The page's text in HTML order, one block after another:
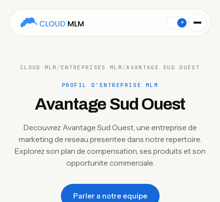
☀
CLOUD MLM / ENTREPRISES MLM /AVANTAGE SUD OUEST
PROFIL D'ENTREPRISE MLM
Avantage Sud Ouest
Decouvrez Avantage Sud Ouest, une entreprise de
marketing de reseau presentee dans notre repertoire.
Explorez son plan de compensation, ses produits et son
opportunite commerciale.
Parler a notre equipe